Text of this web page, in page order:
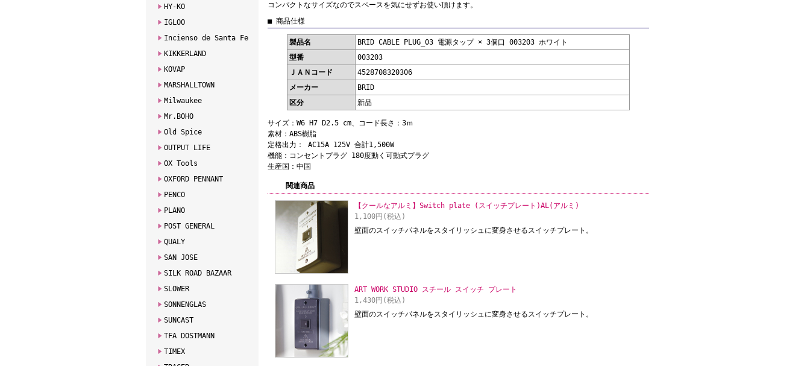
HY-KO
IGLOO
Incienso de Santa Fe
KIKKERLAND
KOVAP
MARSHALLTOWN
Milwaukee
Mr.BOHO
Old Spice
OUTPUT LIFE
OX Tools
OXFORD PENNANT
PENCO
PLANO
POST GENERAL
QUALY
SAN JOSE
SILK ROAD BAZAAR
SLOWER
SONNENGLAS
SUNCAST
TFA DOSTMANN
TIMEX
コンパクトなサイズなのでスペースを気にせずお使い頂けます。
■ 商品仕様
製品名
BRID CABLE PLUG_03 電源タップ × 3個口 003203 ホワイト
型番
003203
ＪＡＮコード
4528708320306
メーカー
BRID
区分
新品
サイズ：W6 H7 D2.5 cm、コード長さ：3ｍ
素材：ABS樹脂
定格出力： AC15A 125V 合計1,500W
機能：コンセントプラグ 180度動く可動式プラグ
生産国：中国
関連商品
【クールなアルミ】Switch plate (スイッチプレート)AL(アルミ)
1,100円(税込)
壁面のスイッチパネルをスタイリッシュに変身させるスイッチプレート。
ART WORK STUDIO スチール スイッチ プレート
1,430円(税込)
壁面のスイッチパネルをスタイリッシュに変身させるスイッチプレート。